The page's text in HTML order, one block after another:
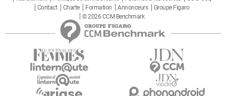
Contact
Charte Formation Annonceurs
Groupe Figaro
© 2026 CCM Benchmark